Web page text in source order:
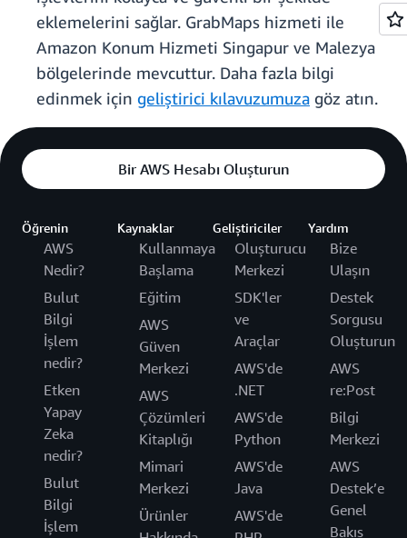
eklemelerini sağlar. GrabMaps hizmeti ile
Amazon Konum Hizmeti Singapur ve Malezya
bölgelerinde mevcuttur. Daha fazla bilgi
edinmek için geliştirici kılavuzumuza göz atın.
Bir AWS Hesabı Oluşturun
Öğrenin
AWS
Nedir?
Bulut
Bilgi
İşlem
nedir?
Etken
Yapay
Zeka
nedir?
Bulut
Bilgi
İşlem
Kaynaklar
Kullanmaya
Başlama
Eğitim
AWS
Güven
Merkezi
AWS
Çözümleri
Kitaplığı
Mimari
Merkezi
Ürünler
Geliştiriciler
Oluşturucu
Merkezi
SDK'ler
ve
Araçlar
AWS'de
.NET
AWS'de
Python
AWS'de
Java
AWS'de
Yardım
Bize
Ulaşın
Destek
Sorgusu
Oluşturun
AWS
re:Post
Bilgi
Merkezi
AWS
Destek’e
Genel
Bakış